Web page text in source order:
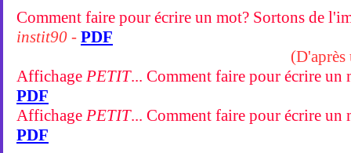
Comment faire pour écrire un mot? Sortons de
instit90 - PDF
Affichage PETIT... Comment faire pour écrire
PDF
Affichage PETIT... Comment faire pour écrire
PDF